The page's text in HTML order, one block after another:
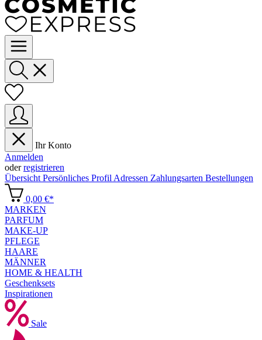
Ihr Konto
Anmelden
oderregistrieren
Übersicht Persönliches Profil Adressen Zahlungsarten Bestellungen
0,00 €*
MARKEN
PARFUM
MAKE-UP
PFLEGE
HAARE
MÄNNER
HOME & HEALTH
Geschenksets
Inspirationen
Sale